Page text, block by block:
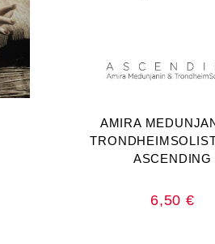
AMIRA
ASCENDING
6,50€